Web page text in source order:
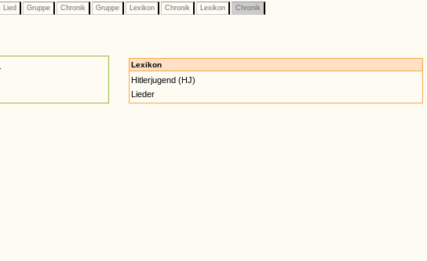
Lied Gruppe Chronik Gruppe Lexikon Chronik Lexikon Chronik
Lexikon
Hitlerjugend (HJ)
Lieder